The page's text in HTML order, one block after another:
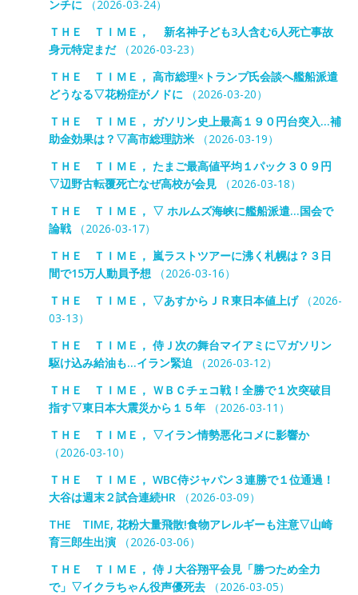
ンチに （2026-03-24）
ＴＨＥ ＴＩＭＥ， 新名神子ども3人含む6人死亡事故
身元特定まだ（2026-03-23）
ＴＨＥ ＴＩＭＥ， 高市総理×トランプ氏会談へ艦船派遣
どうなる▽花粉症がノドに （2026-03-20）
ＴＨＥ ＴＩＭＥ， ガソリン史上最高１９０円台突入…補
助金効果は？▽高市総理訪米（2026-03-19）
ＴＨＥ ＴＩＭＥ， たまご最高値平均１パック３０９円
▽辺野古転覆死亡なぜ高校が会見（2026-03-18）
ＴＨＥ ＴＩＭＥ， ▽ ホルムズ海峡に艦船派遣…国会で
論戦（2026-03-17）
ＴＨＥ ＴＩＭＥ， 嵐ラストツアーに沸く札幌は？３日
間で15万人動員予想 （2026-03-16）
ＴＨＥ ＴＩＭＥ， ▽あすからＪＲ東日本値上げ（2026-
03-13）
ＴＨＥ ＴＩＭＥ， 侍Ｊ次の舞台マイアミに▽ガソリン
駆け込み給油も…イラン緊迫 （2026-03-12）
ＴＨＥ ＴＩＭＥ， ＷＢＣチェコ戦！全勝で１次突破目
指す▽東日本大震災から１５年（2026-03-11）
ＴＨＥ ＴＩＭＥ， ▽イラン情勢悪化コメに影響か
（2026-03-10）
ＴＨＥ ＴＩＭＥ， WBC侍ジャパン３連勝で１位通過！
大谷は週末２試合連続HR （2026-03-09）
THE TIME, 花粉大量飛散!食物アレルギーも注意▽山崎
育三郎生出演（2026-03-06）
ＴＨＥ ＴＩＭＥ， 侍Ｊ大谷翔平会見「勝つため全力
で」▽イクラちゃん役声優死去（2026-03-05）